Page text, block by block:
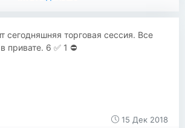
сегодняшняя торговая сессия. Все
привате. 6 ✅ 1 ⛔
15 Дек 2018